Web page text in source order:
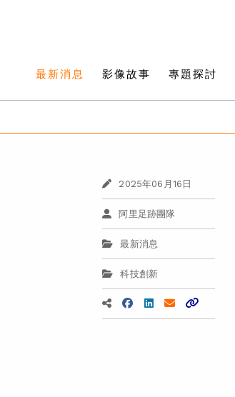
最新消息 影像故事 專題探討
2025年06月16日
阿里足跡團隊
最新消息
科技創新